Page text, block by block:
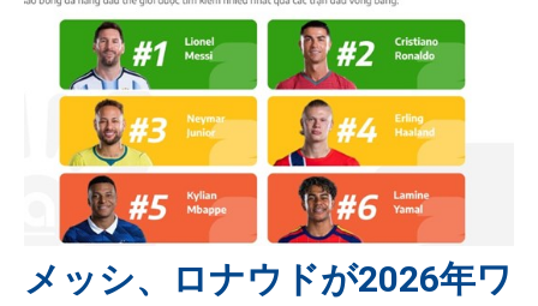
メッシ、ロナウドが2026年ワ